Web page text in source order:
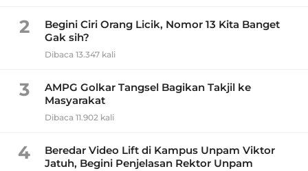
2
Begini Ciri Orang Licik, Nomor 13 Kita Banget
Gak sih?
Dibaca 13.347 kali
3
AMPG Golkar Tangsel Bagikan Takjil ke
Masyarakat
Dibaca 11.902 kali
4
Beredar Video Lift di Kampus Unpam Viktor
Jatuh, Begini Penjelasan Rektor Unpam